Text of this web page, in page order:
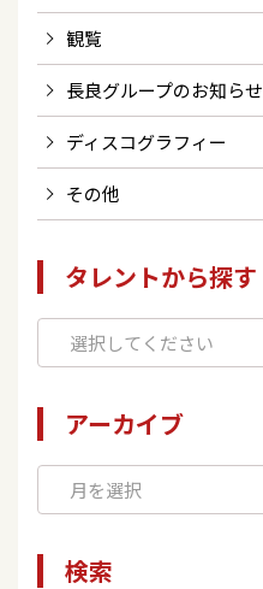
観覧
長良グループのお知らせ
ディスコグラフィー
その他
タレントから探す
アーカイブ
検索